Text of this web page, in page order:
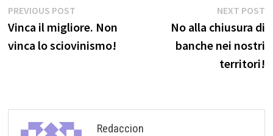
Navigazione
articoli
PREVIOUS POSTPrevious
post:
Vinca il migliore. Non
vinca lo sciovinismo!
NEXT POST
No alla chiusura di
banche nei nostri
territori!
Redaccion